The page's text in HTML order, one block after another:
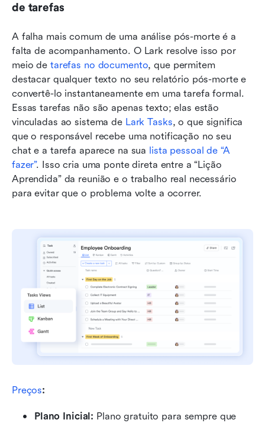
de tarefas
A falha mais comum de uma análise pós-morte é a
falta de acompanhamento. O Lark resolve isso por
meio de tarefas no documento, que permitem
destacar qualquer texto no seu relatório pós-morte e
convertê-lo instantaneamente em uma tarefa formal.
Essas tarefas não são apenas texto; elas estão
vinculadas ao sistema de Lark Tasks, o que significa
que o responsável recebe uma notificação no seu
chat e a tarefa aparece na sua lista pessoal de “A
fazer”. Isso cria uma ponte direta entre a “Lição
Aprendida” da reunião e o trabalho real necessário
para evitar que o problema volte a ocorrer.
Preços:
Plano Inicial: Plano gratuito para sempre que